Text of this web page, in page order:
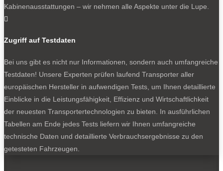
Kabinenausstattungen – wir nehmen alle Aspekte unter die Lupe.

Zugriff auf Testdaten
Bei uns gibt es nicht nur Informationen, sondern auch umfangreiche
Testdaten! Unsere Experten prüfen laufend Transporter aller
europäischen Hersteller in aufwendigen Tests, um Ihnen detaillierte
Einblicke in die Leistungsfähigkeit, Effizienz und Wirtschaftlichkeit
der neuesten Transportertechnologien zu bieten. In ausführlichen
Tabellen am Ende jedes Tests liefern wir Ihnen umfangreiche
technische Daten und detaillierte Verbrauchsergebnisse zu den
getesteten Fahrzeugen.